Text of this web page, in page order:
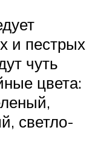
и пестрых
чуть
цвета:
светло-